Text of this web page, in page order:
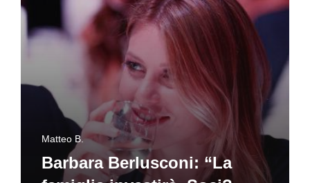
Matteo B.
Barbara Berlusconi: “La